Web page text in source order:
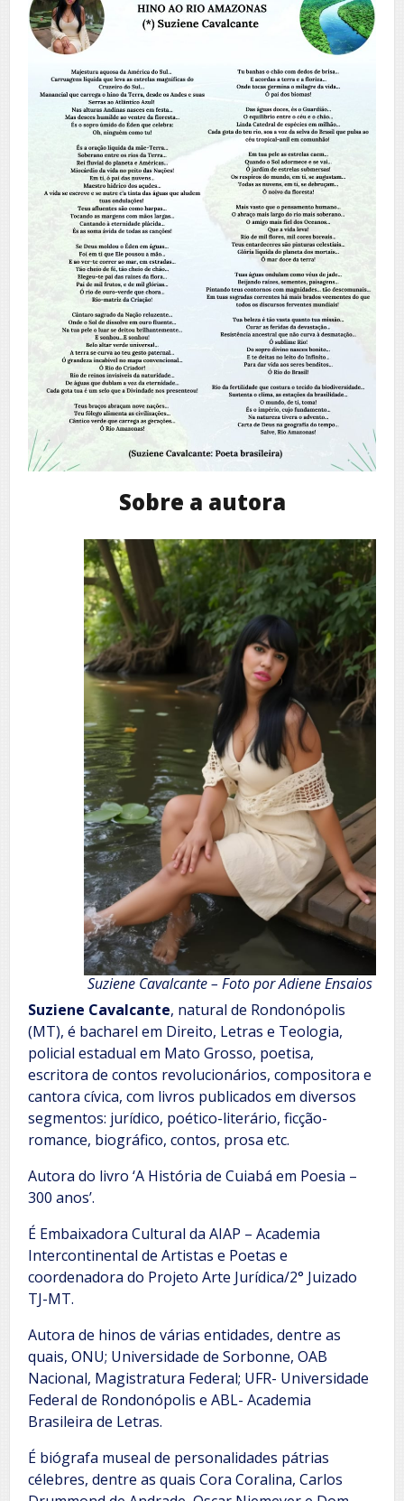
Sobre a autora
Suziene Cavalcante – Foto por Adiene Ensaios
Suziene Cavalcante, natural de Rondonópolis
(MT), é bacharel em Direito, Letras e Teologia,
policial estadual em Mato Grosso, poetisa,
escritora de contos revolucionários, compositora e
cantora cívica, com livros publicados em diversos
segmentos: jurídico, poético-literário, ficção-
romance, biográfico, contos, prosa etc.
Autora do livro ‘A História de Cuiabá em Poesia –
300 anos’.
É Embaixadora Cultural da AIAP – Academia
Intercontinental de Artistas e Poetas e
coordenadora do Projeto Arte Jurídica/2° Juizado
TJ-MT.
Autora de hinos de várias entidades, dentre as
quais, ONU; Universidade de Sorbonne, OAB
Nacional, Magistratura Federal; UFR- Universidade
Federal de Rondonópolis e ABL- Academia
Brasileira de Letras.
É biógrafa museal de personalidades pátrias
célebres, dentre as quais Cora Coralina, Carlos